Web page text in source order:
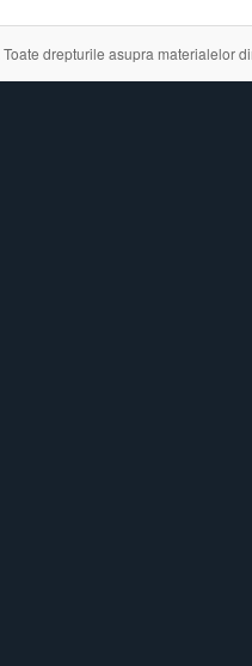
drepturile asupra materialelor